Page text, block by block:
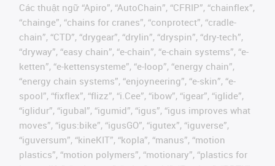
Các thuật ngữ “Apiro”, “AutoChain”, “CFRIP”, “chainflex”,
“chainge”, “chains for cranes”, “conprotect”, “cradle-
chain”, “CTD”, “drygear”, “drylin”, “dryspin”, “dry-tech”,
“dryway”, “easy chain”, “e-chain”, “e-chain systems”, “e-
ketten”, “e-kettensysteme”, “e-loop”, “energy chain”,
“energy chain systems”, “enjoyneering”, “e-skin”, “e-
spool”, “fixflex”, “flizz”, “i.Cee”, “ibow”, “igear”, “iglide”,
“iglidur”, “igubal”, “igumid”, “igus”, “igus improves what
moves”, “igus:bike”, “igusGO”, “igutex”, “iguverse”,
“iguversum”, “kineKIT”, “kopla”, “manus”, “motion
plastics”, “motion polymers”, “motionary”, “plastics for